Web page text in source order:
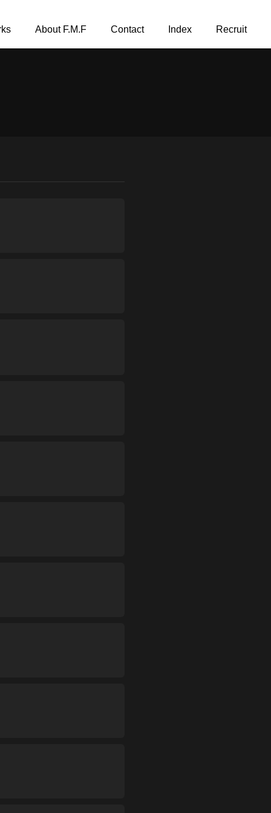
About F.M.F Contact Index Recruit